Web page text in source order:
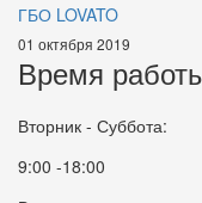
ГБО LOVATO
01 октября 2019
Время
Вторник - Суббота:
9:00 -18:00